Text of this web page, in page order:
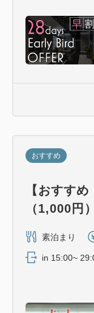
おすすめ
【おすす
（1,000円
素泊まり
in 15:00~